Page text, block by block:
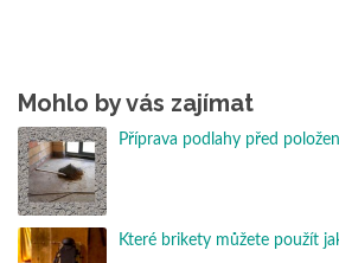
Mohlo by vás zajímat
Příprava podlahy před
Které brikety můžete použít